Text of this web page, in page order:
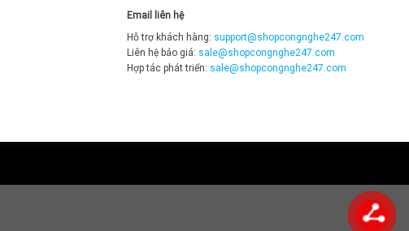
Email liên hệ
Hỗ trợ khách hàng: support@shopcongnghe247.com
Liên hệ báo giá: sale@shopcongnghe247.com
Hợp tác phát triển: sale@shopcongnghe247.com